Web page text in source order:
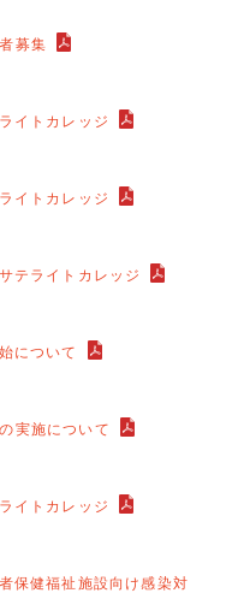
募集
イトカレッジ
イトカレッジ
テライトカレッジ
について
実施について
イトカレッジ
保健福祉施設向け感染対